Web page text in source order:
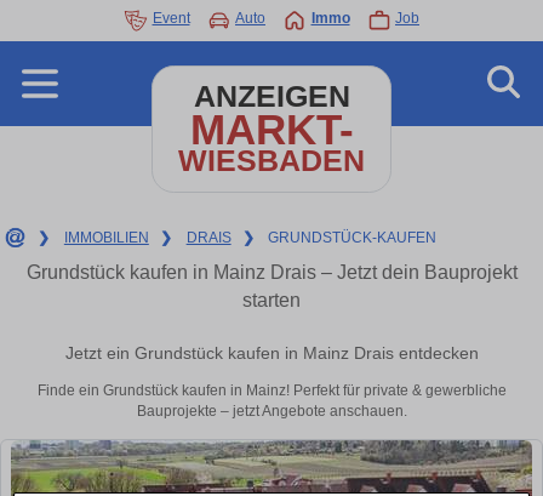
Event Auto Immo Job
ANZEIGEN
MARKT-
WIESBADEN
❯ IMMOBILIEN ❯ DRAIS ❯ GRUNDSTÜCK-KAUFEN
Grundstück kaufen in Mainz Drais – Jetzt dein Bauprojekt
starten
Jetzt ein Grundstück kaufen in Mainz Drais entdecken
Finde ein Grundstück kaufen in Mainz! Perfekt für private & gewerbliche
Bauprojekte – jetzt Angebote anschauen.